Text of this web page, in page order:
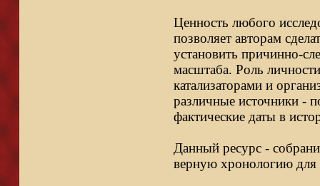
Ценность любого
позволяет авторам
установить причинно-
масштаба. Роль
катализаторами и
различные источники -
фактические даты в
Данный ресурс -
верную хронологию для